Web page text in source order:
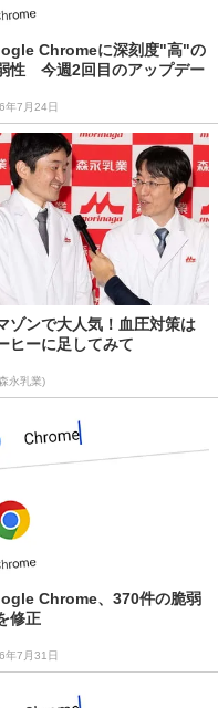
Chromeに深刻度"高"の
性 今週2回目のアップデー
年7月24日
ゾンで大人気！血圧対策は
ヒーに足してみて
永乳業)
Chrome、370件の脆弱
修正
年7月31日